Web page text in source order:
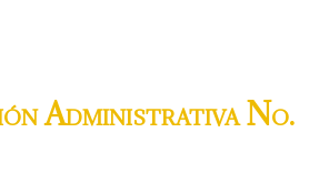
Administrativa No.